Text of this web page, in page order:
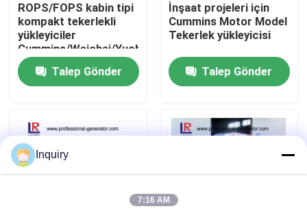
Bize ulaşın
Haberler
Teklif isteği
Tekerlekli Yükleyici Makinası
Kompakt Tekerlekli Yükleyiciler
ROPS/FOPS kabin tipi
kompakt tekerlekli
yükleyiciler
Cummins/Weichai/Yuchai
Motor modeli Max.
Çakış gücü 90-180 KN
Talep Gönder
İnşaat projeleri için
Cummins Motor Model
Tekerlek yükleyicisi
Talep Gönder
Inquiry
7:16 AM